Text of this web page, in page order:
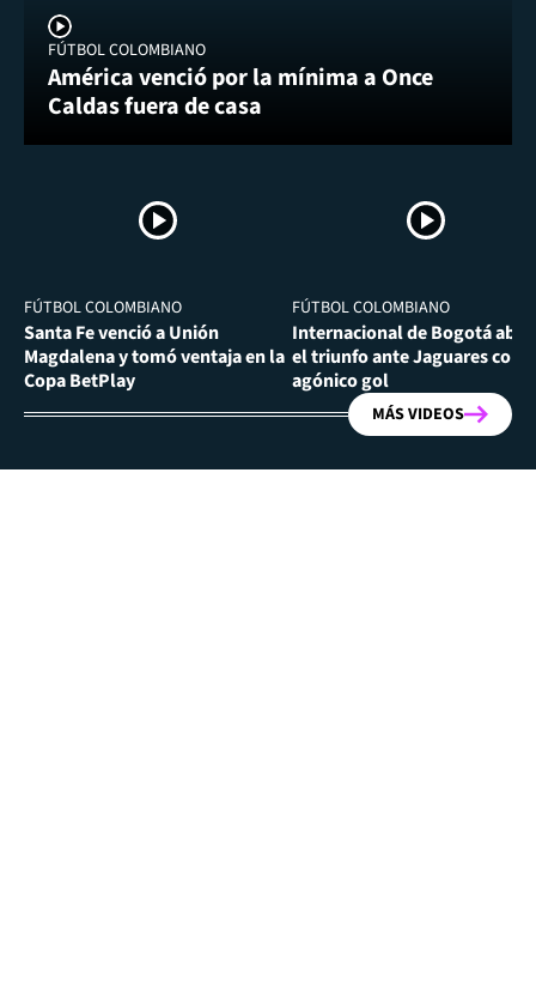
FÚTBOL COLOMBIANO
América venció por la mínima a Once
Caldas fuera de casa
FÚTBOL COLOMBIANO
Santa Fe venció a Unión
Magdalena y tomó ventaja en la
Copa BetPlay
FÚTBOL COLOMBIANO
Internacional de Bogotá
el triunfo ante Jaguares con
agónico gol
MÁS VIDEOS